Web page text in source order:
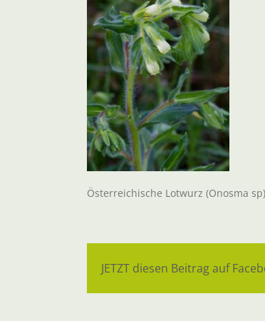
Österreichische Lotwurz (Onosma
JETZT diesen Beitrag auf